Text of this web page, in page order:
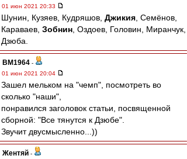
01 июн 2021 20:33
Шунин, Кузяев, Кудряшов, Джикия , Семёнов,
Караваев, Зобнин , Оздоев, Головин, Миранчук,
Дзюба.
BM1964 -
01 июн 2021 20:04
Зашел мельком на "чемп", посмотреть во
сколько "наши",
понравился заголовок статьи, посвященной
сборной: "Все тянутся к Дзюбе".
Звучит двусмысленно...))
Жентяй -